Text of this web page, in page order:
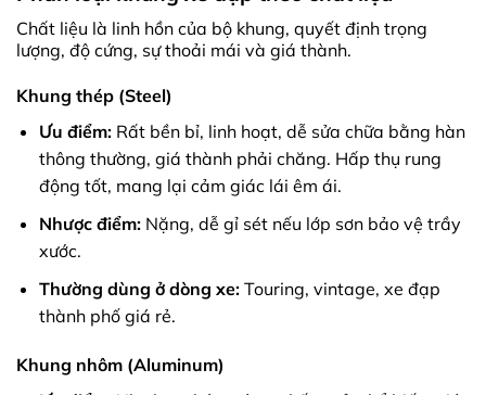
Chất liệu là linh hồn của bộ khung, quyết định trọng
lượng, độ cứng, sự thoải mái và giá thành.
Khung thép (Steel)
Ưu điểm:Rất bền bỉ, linh hoạt, dễ sửa chữa bằng hàn
thông thường, giá thành phải chăng. Hấp thụ rung
động tốt, mang lại cảm giác lái êm ái.
Nhược điểm:Nặng, dễ gỉ sét nếu lớp sơn bảo vệ trầy
xước.
Thường dùng ở dòng xe:Touring, vintage, xe đạp
thành phố giá rẻ.
Khung nhôm (Aluminum)